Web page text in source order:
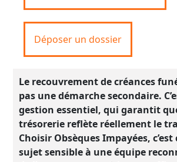
Déposer un dossier
Le recouvrement de créances
pas une démarche secondaire.
gestion essentiel, qui garantit
trésorerie reflète réellement le
Choisir Obsèques Impayées,
sujet sensible à une équipe